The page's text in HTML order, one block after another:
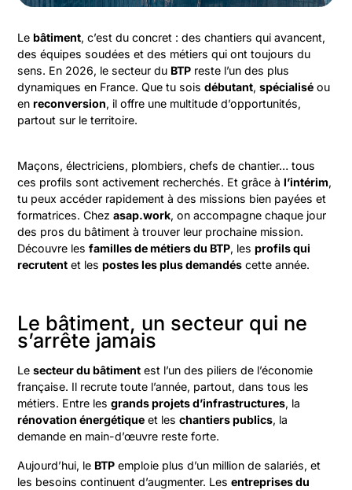
Lebâtiment, c’est du concret : des chantiers qui avancent,
des équipes soudées et des métiers qui ont toujours du
sens. En 2026, le secteur du BTP reste l’un des plus
dynamiques en France. Que tu soisdébutant,spécialisé ou
enreconversion, il offre une multitude d’opportunités,
partout sur le territoire.
Maçons, électriciens, plombiers, chefs de chantier… tous
ces profils sont activement recherchés. Et grâce àl’intérim,
tu peux accéder rapidement à des missions bien payées et
formatrices. Chezasap.work, on accompagne chaque jour
des pros du bâtiment à trouver leur prochaine mission.
Découvre lesfamilles de métiers du BTP, lesprofils qui
recrutent et lespostes les plus demandés cette année.
Le bâtiment, un secteur qui ne
s’arrête jamais
Lesecteur du bâtiment est l’un des piliers de l’économie
française. Il recrute toute l’année, partout, dans tous les
métiers. Entre lesgrands projets d’infrastructures, la
rénovation énergétique et leschantiers publics, la
demande en main-d’œuvre reste forte.
Aujourd’hui, le BTP emploie plus d’un million de salariés, et
les besoins continuent d’augmenter. Lesentreprises du